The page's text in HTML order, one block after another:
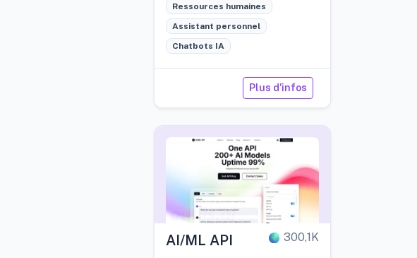
questions et d'optimiser vos
flux de travail.
Ressources humaines
Assistant personnel
Chatbots IA
Plus d'infos
AI/ML API 300,1K